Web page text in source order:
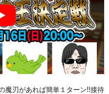
魔刃があれば簡単１ターン!!接待